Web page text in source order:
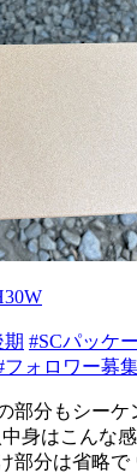
#SCパッケ
フォロワー募
部分もシー
身はこんな
部分は省略で